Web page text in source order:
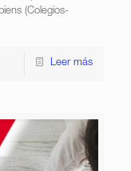
(Colegios-
Leer más